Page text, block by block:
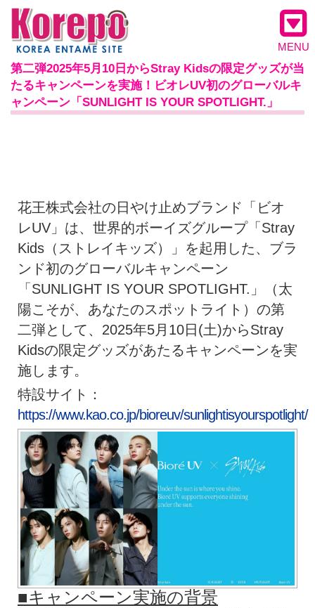
MENU
第二弾2025年5月10日からStray Kidsの限定グッズが当
たるキャンペーンを実施！ビオレUV初のグローバルキ
ャンペーン「SUNLIGHT IS YOUR SPOTLIGHT.」
花王株式会社の日やけ止めブランド「ビオ
レUV」は、世界的ボーイズグループ「Stray
Kids（ストレイキッズ）」を起用した、ブラ
ンド初のグローバルキャンペーン
「SUNLIGHT IS YOUR SPOTLIGHT.」（太
陽こそが、あなたのスポットライト）の第
二弾として、2025年5月10日(土)からStray
Kidsの限定グッズがあたるキャンペーンを実
施します。
特設サイト：
https://www.kao.co.jp/bioreuv/sunlightisyourspotlight/
■キャンペーン実施の背景